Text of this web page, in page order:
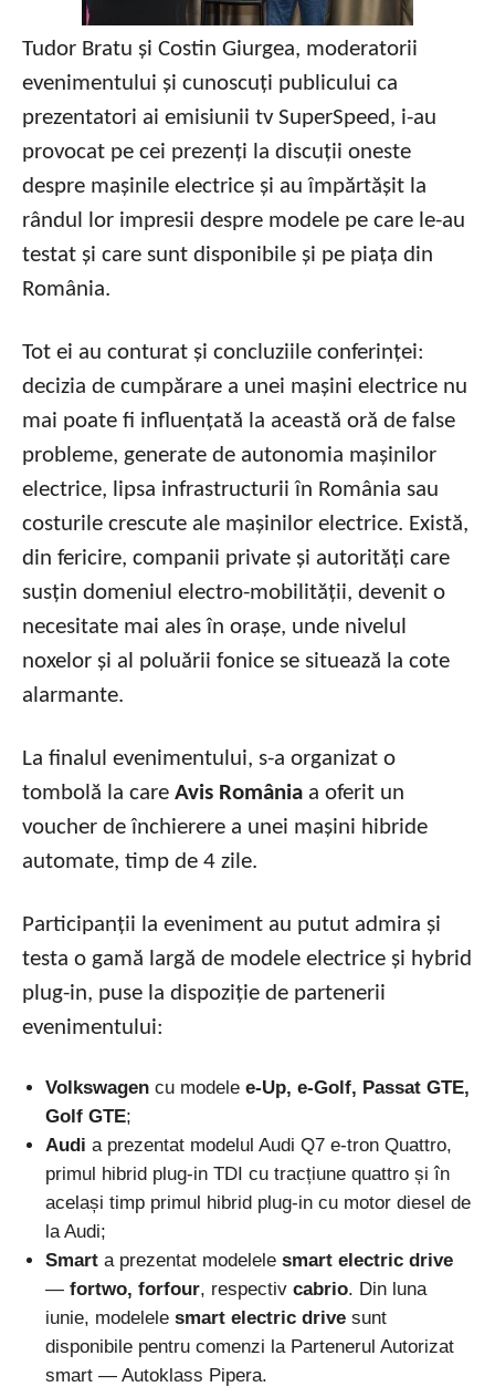
Tudor Bratu și Costin Giurgea, moderatorii
evenimentului și cunoscuți publicului ca
prezentatori ai emisiunii tv SuperSpeed, i-au
provocat pe cei prezenți la discuții oneste
despre mașinile electrice și au împărtășit la
rândul lor impresii despre modele pe care le-au
testat și care sunt disponibile și pe piața din
România.
Tot ei au conturat și concluziile conferinței:
decizia de cumpărare a unei mașini electrice nu
mai poate fi influențată la această oră de false
probleme, generate de autonomia mașinilor
electrice, lipsa infrastructurii în România sau
costurile crescute ale mașinilor electrice. Există,
din fericire, companii private și autorități care
susțin domeniul electro-mobilității, devenit o
necesitate mai ales în orașe, unde nivelul
noxelor și al poluării fonice se situează la cote
alarmante.
La finalul evenimentului, s-a organizat o
tombolă la care Avis România a oferit un
voucher de închierere a unei mașini hibride
automate, timp de 4 zile.
Participanții la eveniment au putut admira și
testa o gamă largă de modele electrice și hybrid
plug-in, puse la dispoziție de partenerii
evenimentului:
Volkswagen cu modele e-Up, e-Golf, Passat GTE,
Golf GTE;
Audi a prezentat modelul Audi Q7 e-tron Quattro,
primul hibrid plug-in TDI cu tracțiune quattro și în
același timp primul hibrid plug-in cu motor diesel de
la Audi;
Smart a prezentat modelele smart electric drive
— fortwo, forfour, respectiv cabrio. Din luna
iunie, modelele smart electric drive sunt
disponibile pentru comenzi la Partenerul Autorizat
smart — Autoklass Pipera.